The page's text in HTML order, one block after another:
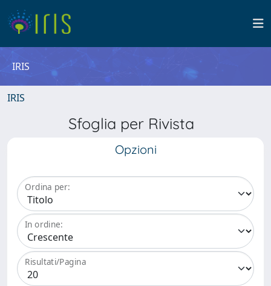
IRIS
IRIS
Sfoglia per Rivista
Opzioni
Ordina per:
In ordine:
Risultati/Pagina